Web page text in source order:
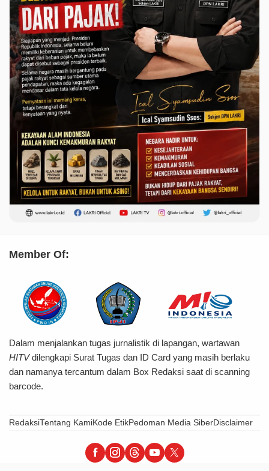
Member Of:
Dalam menjalankan tugas jurnalistik di lapangan, wartawan
HITVdilengkapi Surat Tugas dan ID Card yang masih berlaku
dan namanya tercantum dalam Box Redaksi saat di scanning
barcode.
RedaksiTentang KamiKode EtikPedoman Media SiberDisclaimer